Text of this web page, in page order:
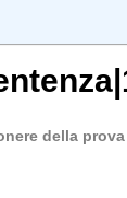
della